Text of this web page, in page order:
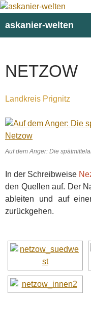
askanier-welten
NETZOW
Landkreis Prignitz
Auf dem Anger: Die
In der Schreibweise
den Quellen auf. Der
ableiten und auf
zurückgehen.